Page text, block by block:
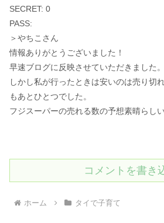
SECRET: 0
PASS:
＞やちこさん
情報ありがとうございました！
早速ブログに反映させていただきました。
しかし私が行ったときは安いのは売り切
もあとひとつでした。
フジスーパーの売れる数の予想素晴らしい
コメントを書き
ホーム タイで子育て